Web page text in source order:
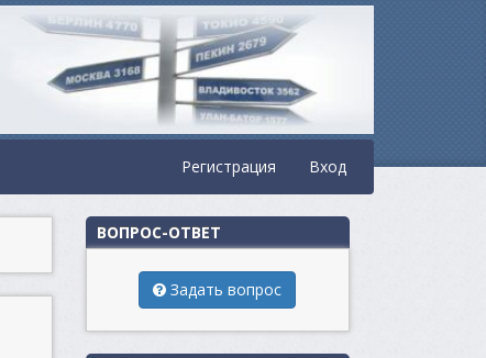
Регистрация Вход
ВОПРОС-ОТВЕТ
Задать вопрос